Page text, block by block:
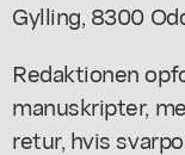
Gylling, 8300
Redaktionen
manuskripter,
retur, hvis